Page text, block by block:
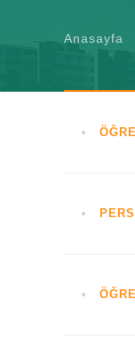
Anasayfa